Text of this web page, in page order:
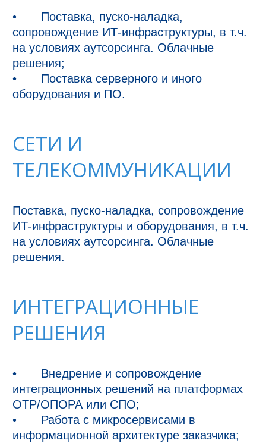
•	Поставка, пуско-наладка,
сопровождение ИТ-инфраструктуры, в т.ч.
на условиях аутсорсинга. Облачные
решения;
•	Поставка серверного и иного
СЕТИ И
ТЕЛЕКОММУНИКАЦИИ
Поставка, пуско-наладка, сопровождение
ИТ-инфраструктуры и оборудования, в т.ч.
на условиях аутсорсинга. Облачные
решения.
ИНТЕГРАЦИОННЫЕ
РЕШЕНИЯ
•	Внедрение и сопровождение
интеграционных решений на платформах
ОТР/ОПОРА или СПО;
•	Работа с микросервисами в
информационной архитектуре заказчика;